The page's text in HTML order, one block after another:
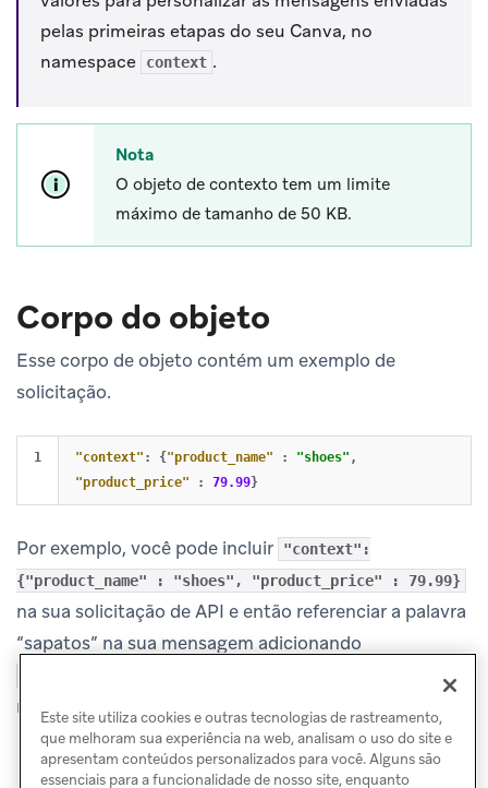
pelas primeiras etapas do seu Canva, no
namespace
context .
Nota
O objeto de contexto tem um limite
máximo de tamanho de 50 KB.
Corpo do objeto
Esse corpo de objeto contém um exemplo de
solicitação.
"context" : {"product_name" : "shoes" ,
"product_price"
: 79.99}
Por exemplo, você pode incluir
"context":
{"product_name" : "shoes", "product_price" : 79.99}
na sua solicitação de API e então referenciar a palavra
“sapatos” na sua mensagem adicionando
mensagem.
Este site utiliza cookies e outras tecnologias de rastreamento,
que melhoram sua experiência na web, analisam o uso do site e
apresentam conteúdos personalizados para você. Alguns são
essenciais para a funcionalidade de nosso site, enquanto